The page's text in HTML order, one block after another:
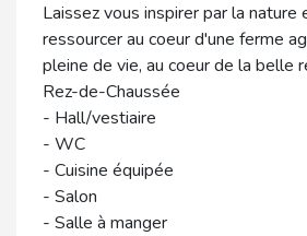
Laissez vous inspirer par la nature
ressourcer au coeur d'une ferme
pleine de vie, au coeur de la belle
Rez-de-Chaussée
- Hall/vestiaire
- WC
- Cuisine équipée
- Salon
- Salle à manger